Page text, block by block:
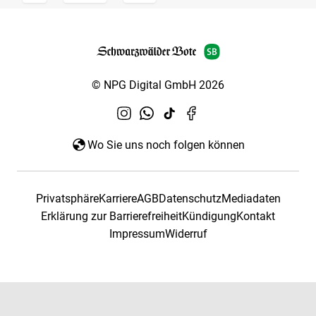
© NPG Digital GmbH 2026
Wo Sie uns noch folgen können
PrivatsphäreKarriereAGBDatenschutzMediadaten
Erklärung zur BarrierefreiheitKündigungKontakt
ImpressumWiderruf